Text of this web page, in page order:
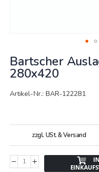
zum
Anfang
der
Bildergalerie
Bartscher
280x420
Artikel-Nr.: BAR-122281
zzgl. USt. & Versand